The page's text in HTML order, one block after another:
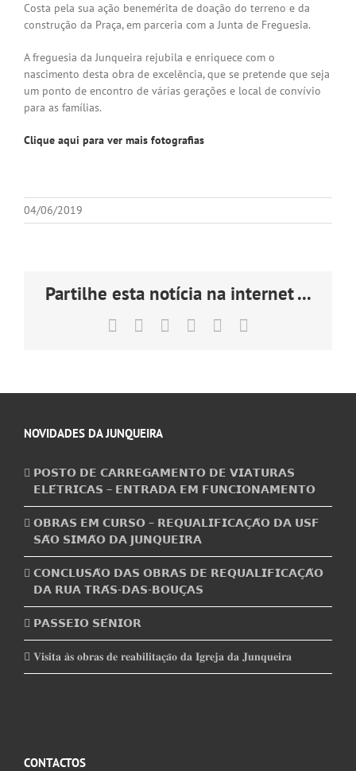
Costa pela sua ação benemérita de doação do terreno e da
construção da Praça, em parceria com a Junta de Freguesia.
A freguesia da Junqueira rejubila e enriquece com o
nascimento desta obra de excelência, que se pretende que seja
um ponto de encontro de várias gerações e local de convívio
para as famílias.
Clique aqui para ver mais fotografias
04/06/2019
Partilhe esta notícia na internet ...
Facebook LinkedInTumblrPinterest
publicado)
NOVIDADES DA JUNQUEIRA
𝗣𝗢𝗦𝗧𝗢 𝗗𝗘 𝗖𝗔𝗥𝗥𝗘𝗚𝗔𝗠𝗘𝗡𝗧𝗢 𝗗𝗘 𝗩𝗜𝗔𝗧𝗨𝗥𝗔𝗦
𝗘𝗟𝗘́𝗧𝗥𝗜𝗖𝗔𝗦 – 𝗘𝗡𝗧𝗥𝗔𝗗𝗔 𝗘𝗠 𝗙𝗨𝗡𝗖𝗜𝗢𝗡𝗔𝗠𝗘𝗡𝗧𝗢
𝗢𝗕𝗥𝗔𝗦 𝗘𝗠 𝗖𝗨𝗥𝗦𝗢 – 𝗥𝗘𝗤𝗨𝗔𝗟𝗜𝗙𝗜𝗖𝗔𝗖̧𝗔̃𝗢 𝗗𝗔 𝗨𝗦𝗙
𝗦𝗔̃𝗢 𝗦𝗜𝗠𝗔̃𝗢 𝗗𝗔 𝗝𝗨𝗡𝗤𝗨𝗘𝗜𝗥𝗔
𝗖𝗢𝗡𝗖𝗟𝗨𝗦𝗔̃𝗢 𝗗𝗔𝗦 𝗢𝗕𝗥𝗔𝗦 𝗗𝗘 𝗥𝗘𝗤𝗨𝗔𝗟𝗜𝗙𝗜𝗖𝗔𝗖̧𝗔̃𝗢
𝗗𝗔 𝗥𝗨𝗔 𝗧𝗥𝗔́𝗦-𝗗𝗔𝗦-𝗕𝗢𝗨𝗖̧𝗔𝗦
𝗣𝗔𝗦𝗦𝗘𝗜𝗢 𝗦𝗘́𝗡𝗜𝗢𝗥
𝐕𝐢𝐬𝐢𝐭𝐚 𝐚̀𝐬 𝐨𝐛𝐫𝐚𝐬 𝐝𝐞 𝐫𝐞𝐚𝐛𝐢𝐥𝐢𝐭𝐚𝐜̧𝐚̃𝐨 𝐝𝐚 𝐈𝐠𝐫𝐞𝐣𝐚 𝐝𝐚 𝐉𝐮𝐧𝐪𝐮𝐞𝐢𝐫𝐚
CONTACTOS